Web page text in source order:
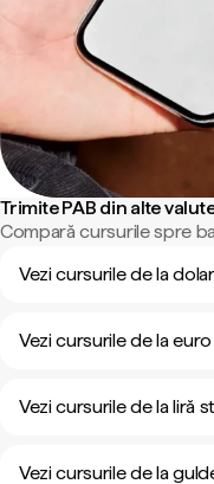
Trimite PAB din alte
Compară cursurile spre
Vezi cursurile de la
Vezi cursurile de la
Vezi cursurile de la liră
Vezi cursurile de la